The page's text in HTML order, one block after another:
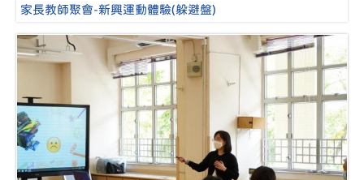
家長教師聚會-新興運動體驗(躲避盤)